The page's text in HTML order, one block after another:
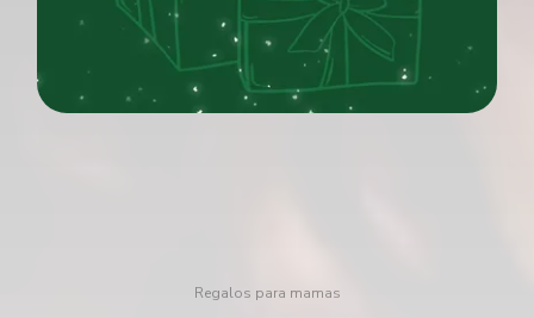
Regalos para mamas